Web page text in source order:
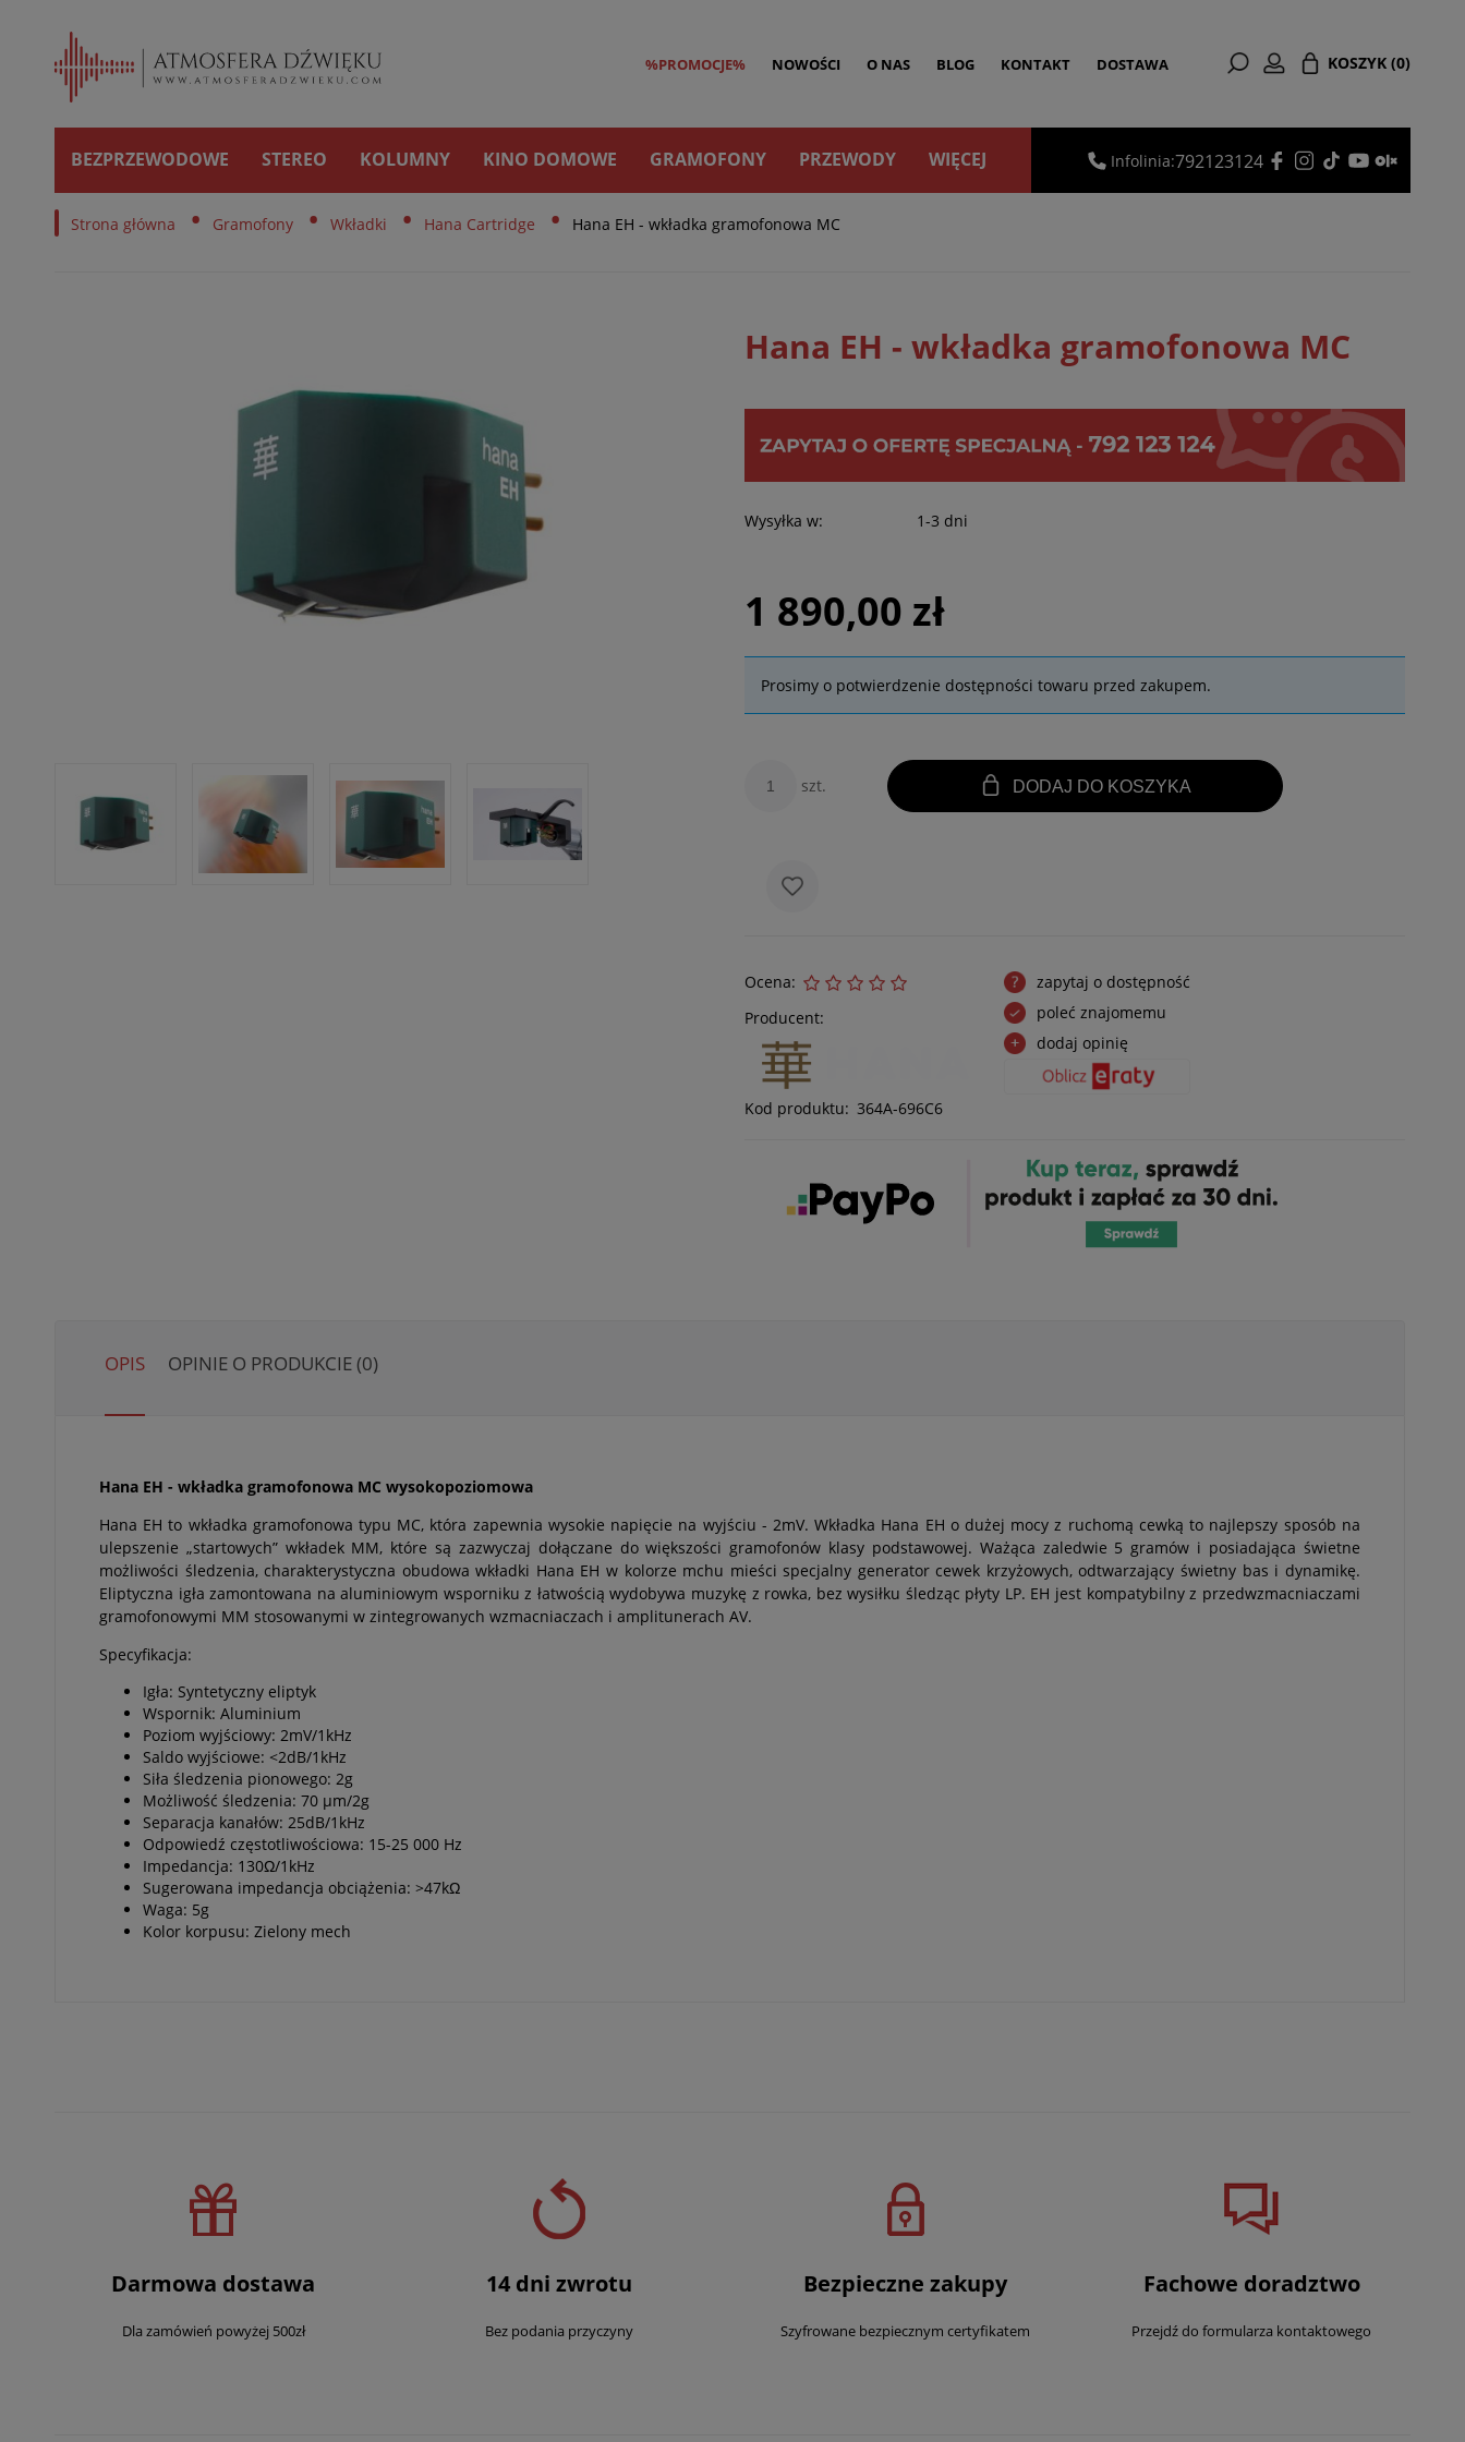
KOSZYK (0)
%PROMOCJE% NOWOŚCI O NAS BLOG KONTAKT DOSTAWA
BEZPRZEWODOWE STEREO KOLUMNY KINO DOMOWE GRAMOFONY PRZEWODY WIĘCEJ Infolinia:792123124
Strona główna • Gramofony • Wkładki • Hana Cartridge • Hana EH - wkładka gramofonowa MC
Hana EH - wkładka gramofonowa MC
Wysyłka w: 1-3 dni
1 890,00 zł
Prosimy o potwierdzenie dostępności towaru przed zakupem.
szt. DODAJ DO KOSZYKA
Ocena:
Producent:
Kod produktu: 364A-696C6
zapytaj o dostępność
poleć znajomemu
dodaj opinię
OPIS OPINIE O PRODUKCIE (0)
Hana EH - wkładka gramofonowa MC wysokopoziomowa
Hana EH to wkładka gramofonowa typu MC, która zapewnia wysokie napięcie na wyjściu - 2mV. Wkładka Hana EH o dużej mocy z ruchomą cewką to najlepszy sposób na
ulepszenie „startowych” wkładek MM, które są zazwyczaj dołączane do większości gramofonów klasy podstawowej. Ważąca zaledwie 5 gramów i posiadająca świetne
możliwości śledzenia, charakterystyczna obudowa wkładki Hana EH w kolorze mchu mieści specjalny generator cewek krzyżowych, odtwarzający świetny bas i dynamikę.
Eliptyczna igła zamontowana na aluminiowym wsporniku z łatwością wydobywa muzykę z rowka, bez wysiłku śledząc płyty LP. EH jest kompatybilny z przedwzmacniaczami
gramofonowymi MM stosowanymi w zintegrowanych wzmacniaczach i amplitunerach AV.
Specyfikacja:
Igła: Syntetyczny eliptyk
Wspornik: Aluminium
Poziom wyjściowy: 2mV/1kHz
Saldo wyjściowe: <2dB/1kHz
Siła śledzenia pionowego: 2g
Możliwość śledzenia: 70 µm/2g
Separacja kanałów: 25dB/1kHz
Odpowiedź częstotliwościowa: 15-25 000 Hz
Impedancja: 130Ω/1kHz
Sugerowana impedancja obciążenia: >47kΩ
Waga: 5g
Kolor korpusu: Zielony mech
Darmowa dostawa
Dla zamówień powyżej 500zł
14 dni zwrotu
Bez podania przyczyny
Bezpieczne zakupy
Szyfrowane bezpiecznym certyfikatem
Fachowe doradztwo
Przejdź do formularza kontaktowego